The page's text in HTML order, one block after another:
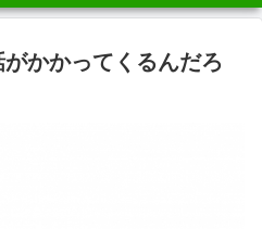
かかってくるんだろ